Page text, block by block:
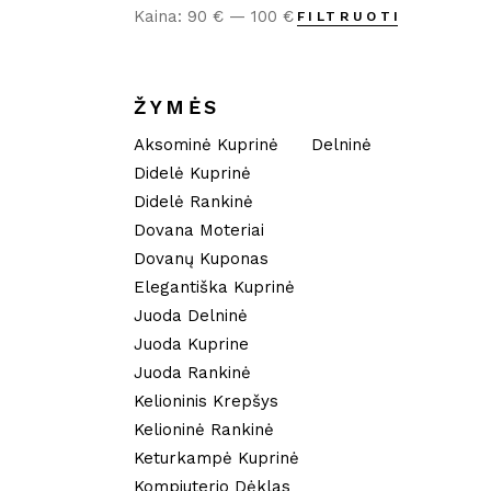
FILTRUOTI
Kaina: 90 € — 100 €
ŽYMĖS
Aksominė Kuprinė
Delninė
Didelė Kuprinė
Didelė Rankinė
Dovana Moteriai
Dovanų Kuponas
Elegantiška Kuprinė
Juoda Delninė
Juoda Kuprine
Juoda Rankinė
Kelioninis Krepšys
Kelioninė Rankinė
Keturkampė Kuprinė
Kompiuterio Dėklas